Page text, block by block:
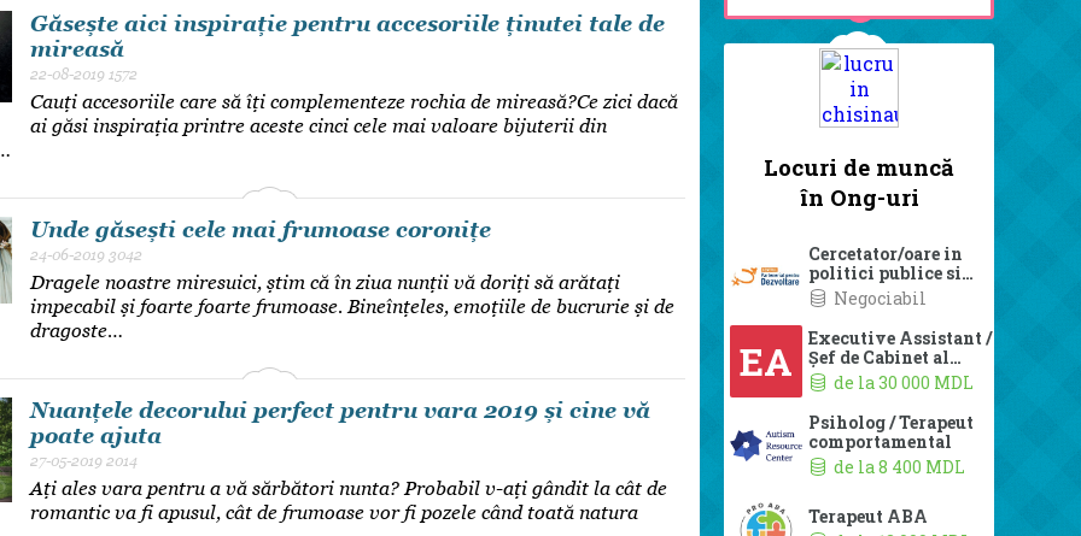
Găsește aici inspirație pentru accesoriile ținutei tale de
mireasă
22-08-2019 1572
Cauți accesoriile care să îți complementeze rochia de mireasă?Ce zici dacă
ai găsi inspirația printre aceste cinci cele mai valoare bijuterii din
Unde găsești cele mai frumoase coronițe
24-06-2019 3042
Dragele noastre miresuici, știm că în ziua nunții vă doriți să arătați
impecabil și foarte foarte frumoase. Bineînțeles, emoțiile de bucrurie și de
dragoste…
Nuanțele decorului perfect pentru vara 2019 și cine vă
poate ajuta
27-05-2019 2014
Ați ales vara pentru a vă sărbători nunta? Probabil v-ați gândit la cât de
romantic va fi apusul, cât de frumoase vor fi pozele când toată natura